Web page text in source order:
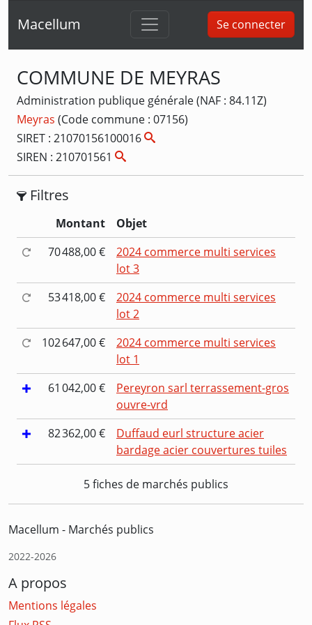
Macellum Se connecter
COMMUNE DE MEYRAS
Administration publique générale (NAF : 84.11Z)
Meyras (Code commune : 07156)
SIRET : 21070156100016
SIREN : 210701561
Filtres
Montant
Objet
70 488,00 €
2024 commerce multi services
lot 3
53 418,00 €
2024 commerce multi services
lot 2
102 647,00 €
2024 commerce multi services
lot 1
61 042,00 €
Pereyron sarl terrassement-gros
ouvre-vrd
82 362,00 €
Duffaud eurl structure acier
bardage acier couvertures tuiles
5 fiches de marchés publics
Macellum - Marchés publics
2022-2026
A propos
Mentions légales